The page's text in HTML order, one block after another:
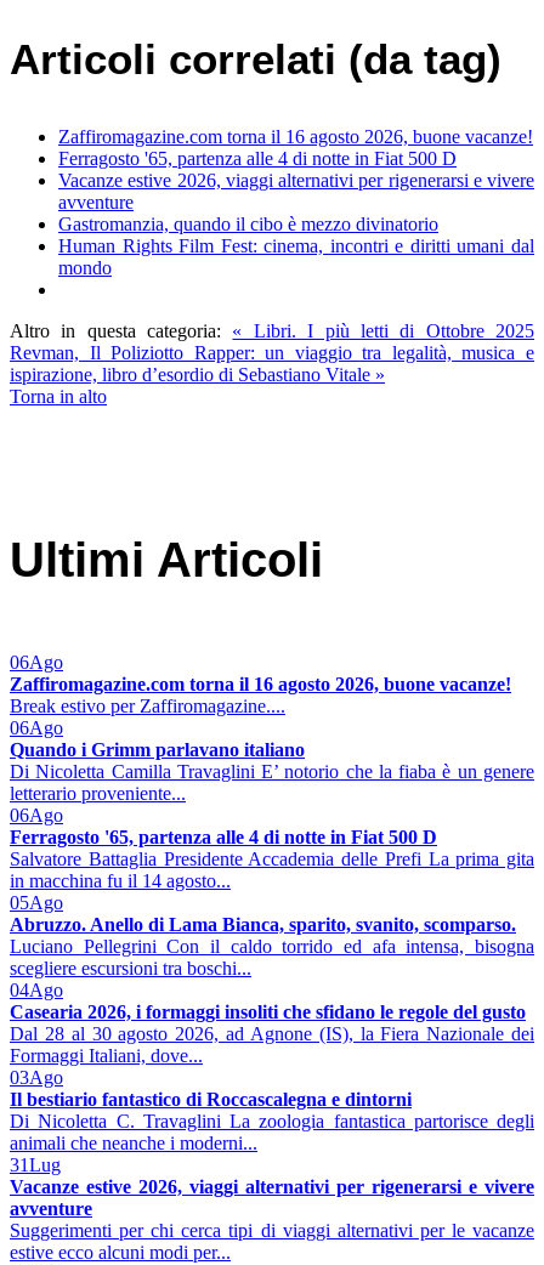
Articoli correlati (da tag)
Zaffiromagazine.com torna il 16 agosto 2026, buone vacanze!
Ferragosto '65, partenza alle 4 di notte in Fiat 500 D
Vacanze estive 2026, viaggi alternativi per rigenerarsi e vivere
avventure
Gastromanzia, quando il cibo è mezzo divinatorio
Human Rights Film Fest: cinema, incontri e diritti umani dal
mondo
Altro in questa categoria:
« Libri. I più letti di Ottobre 2025
Revman, Il Poliziotto Rapper: un viaggio tra legalità, musica e
ispirazione, libro d’esordio di Sebastiano Vitale »
Torna in alto
Ultimi Articoli
06Ago
Zaffiromagazine.com torna il 16 agosto 2026, buone vacanze!
Break estivo per Zaffiromagazine....
06Ago
Quando i Grimm parlavano italiano
Di Nicoletta Camilla Travaglini E’ notorio che la fiaba è un genere
letterario proveniente...
06Ago
Ferragosto '65, partenza alle 4 di notte in Fiat 500 D
Salvatore Battaglia Presidente Accademia delle Prefi La prima gita
in macchina fu il 14 agosto...
05Ago
Abruzzo. Anello di Lama Bianca, sparito, svanito, scomparso.
Luciano Pellegrini Con il caldo torrido ed afa intensa, bisogna
scegliere escursioni tra boschi...
04Ago
Casearia 2026, i formaggi insoliti che sfidano le regole del gusto
Dal 28 al 30 agosto 2026, ad Agnone (IS), la Fiera Nazionale dei
Formaggi Italiani, dove...
03Ago
Il bestiario fantastico di Roccascalegna e dintorni
Di Nicoletta C. Travaglini La zoologia fantastica partorisce degli
animali che neanche i moderni...
31Lug
Vacanze estive 2026, viaggi alternativi per rigenerarsi e vivere
avventure
Suggerimenti per chi cerca tipi di viaggi alternativi per le vacanze
estive ecco alcuni modi per...